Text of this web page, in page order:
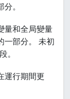
。
量和全局變量
一部分。 未初
。
運行期間更